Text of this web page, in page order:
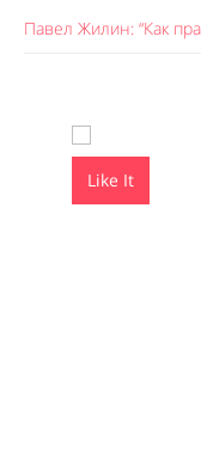
Павел Жилин: “Как
Like It